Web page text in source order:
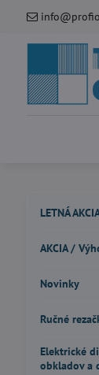
LETNÁ
AKCIA /
Novinky
Ručné
Elektrické
obkladov a